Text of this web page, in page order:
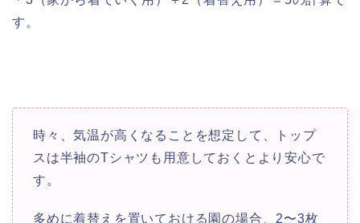
す。
時々、気温が高くなることを想定して、トップ
スは半袖のTシャツも用意しておくとより安心で
す。
多めに着替えを置いておける園の場合、2〜3枚